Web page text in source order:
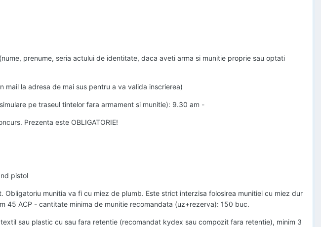
(nume, prenume, seria actului de identitate, daca aveti arma si munitie proprie sau optati
la adresa de mai sus pentru a va valida inscrierea)
pe traseul tintelor fara armament si munitie): 9.30 am -
Prezenta este OBLIGATORIE!
pistol
munitia va fi cu miez de plumb. Este strict interzisa folosirea munitiei cu miez dur
45 ACP - cantitate minima de munitie recomandata (uz+rezerva): 150 buc.
sau plastic cu sau fara retentie (recomandat kydex sau compozit fara retentie), minim 3